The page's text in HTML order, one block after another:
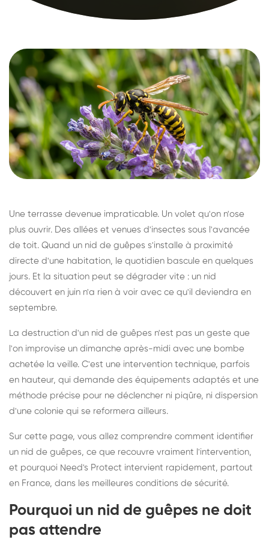
Une terrasse devenue impraticable. Un volet qu'on n'ose
plus ouvrir. Des allées et venues d'insectes sous l'avancée
de toit. Quand un nid de guêpes s'installe à proximité
directe d'une habitation, le quotidien bascule en quelques
jours. Et la situation peut se dégrader vite : un nid
découvert en juin n'a rien à voir avec ce qu'il deviendra en
septembre.
La destruction d'un nid de guêpes n'est pas un geste que
l'on improvise un dimanche après-midi avec une bombe
achetée la veille. C'est une intervention technique, parfois
en hauteur, qui demande des équipements adaptés et une
méthode précise pour ne déclencher ni piqûre, ni dispersion
d'une colonie qui se reformera ailleurs.
Sur cette page, vous allez comprendre comment identifier
un nid de guêpes, ce que recouvre vraiment l'intervention,
et pourquoi Need's Protect intervient rapidement, partout
en France, dans les meilleures conditions de sécurité.
Pourquoi un nid de guêpes ne doit
pas attendre